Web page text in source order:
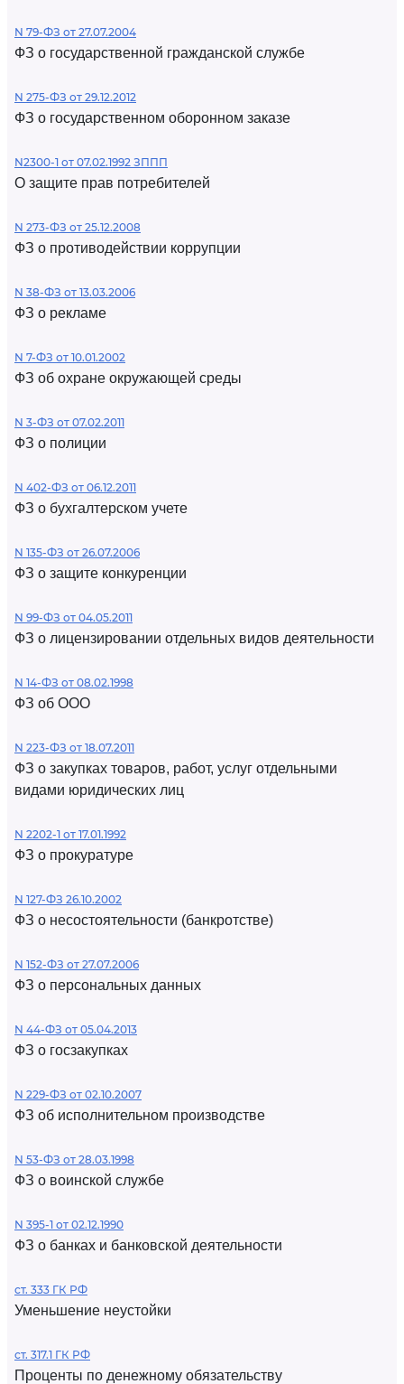
N 79-ФЗ от 27.07.2004
ФЗ о государственной гражданской службе
N 275-ФЗ от 29.12.2012
ФЗ о государственном оборонном заказе
N2300-1 от 07.02.1992 ЗППП
О защите прав потребителей
N 273-ФЗ от 25.12.2008
ФЗ о противодействии коррупции
N 38-ФЗ от 13.03.2006
ФЗ о рекламе
N 7-ФЗ от 10.01.2002
ФЗ об охране окружающей среды
N 3-ФЗ от 07.02.2011
ФЗ о полиции
N 402-ФЗ от 06.12.2011
ФЗ о бухгалтерском учете
N 135-ФЗ от 26.07.2006
ФЗ о защите конкуренции
N 99-ФЗ от 04.05.2011
ФЗ о лицензировании отдельных видов деятельности
N 14-ФЗ от 08.02.1998
ФЗ об ООО
N 223-ФЗ от 18.07.2011
ФЗ о закупках товаров, работ, услуг отдельными
видами юридических лиц
N 2202-1 от 17.01.1992
ФЗ о прокуратуре
N 127-ФЗ 26.10.2002
ФЗ о несостоятельности (банкротстве)
N 152-ФЗ от 27.07.2006
ФЗ о персональных данных
N 44-ФЗ от 05.04.2013
ФЗ о госзакупках
N 229-ФЗ от 02.10.2007
ФЗ об исполнительном производстве
N 53-ФЗ от 28.03.1998
ФЗ о воинской службе
N 395-1 от 02.12.1990
ФЗ о банках и банковской деятельности
ст. 333 ГК РФ
Уменьшение неустойки
ст. 317.1 ГК РФ
Проценты по денежному обязательству